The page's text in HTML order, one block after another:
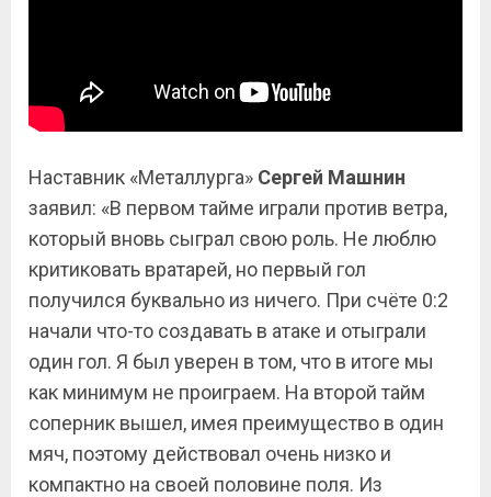
Наставник «Металлурга» Сергей Машнин
заявил: «В первом тайме играли против ветра,
который вновь сыграл свою роль. Не люблю
критиковать вратарей, но первый гол
получился буквально из ничего. При счёте 0:2
начали что-то создавать в атаке и отыграли
один гол. Я был уверен в том, что в итоге мы
как минимум не проиграем. На второй тайм
соперник вышел, имея преимущество в один
мяч, поэтому действовал очень низко и
компактно на своей половине поля. Из